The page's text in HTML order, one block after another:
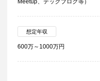
Meetup、テックブログ等）
想定年収
600万～1000万円